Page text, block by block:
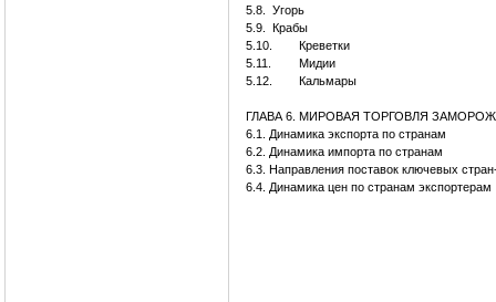
5.8.
Угорь
5.9.
Крабы
5.10.
Креветки
5.11.
Мидии
5.12.
Кальмары
ГЛАВА 6. МИРОВАЯ ТОРГОВЛЯ
6.1. Динамика экспорта по странам
6.2. Динамика импорта по странам
6.3. Направления поставок ключевых
6.4. Динамика цен по странам экспортерам